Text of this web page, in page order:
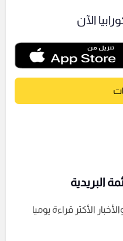
الآن
البريدية
الأكثر قراءة يوميا